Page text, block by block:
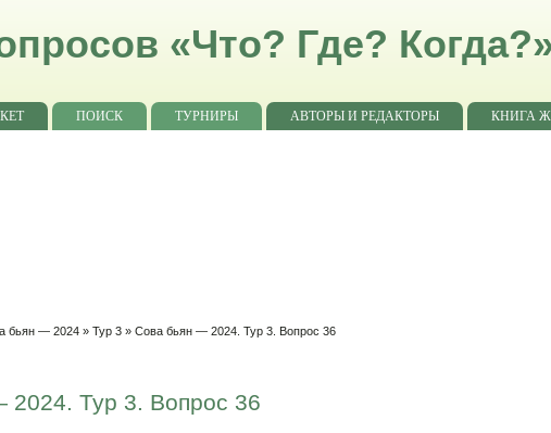
«Что? Где?
ПОИСК ТУРНИРЫ АВТОРЫ И РЕДАКТОРЫ
КНИГА
бьян — 2024 »Тур 3 » Сова бьян — 2024. Тур 3. Вопрос 36
2024. Тур 3. Вопрос 36